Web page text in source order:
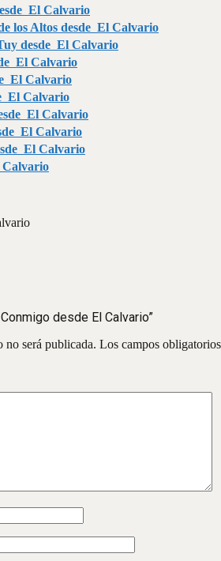
El Calvario
los Altos desde El Calvario
desde El Calvario
El Calvario
El Calvario
El Calvario
El Calvario
El Calvario
El Calvario
Calvario
desde El Calvario”
no será publicada. Los campos